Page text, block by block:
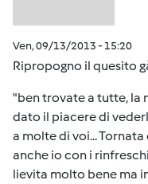
Ven, 09/13/2013 - 15:20
Ripropogno il quesito
"ben trovate a tutte, la
dato il piacere di
a molte di voi...
anche io con i
lievita molto bene ma